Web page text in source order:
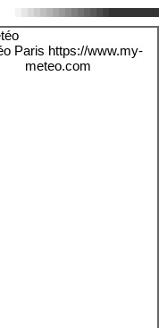
Paris https://www.my-
meteo.com